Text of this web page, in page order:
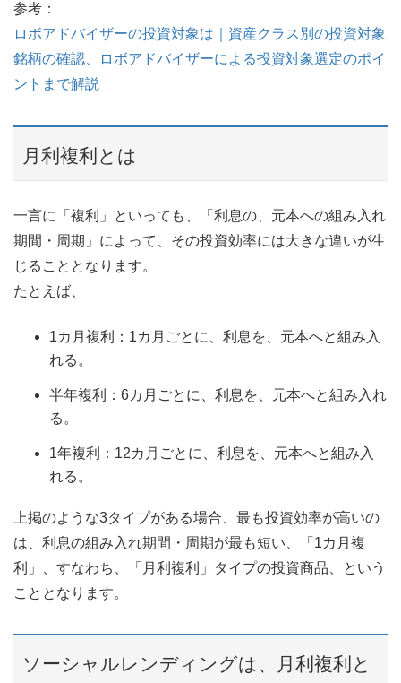
参考：
ロボアドバイザーの投資対象は｜資産クラス別の投資対象
銘柄の確認、ロボアドバイザーによる投資対象選定のポイ
ントまで解説
月利複利とは
一言に「複利」といっても、「利息の、元本への組み入れ
期間・周期」によって、その投資効率には大きな違いが生
じることとなります。
たとえば、
1カ月複利：1カ月ごとに、利息を、元本へと組み入
れる。
半年複利：6カ月ごとに、利息を、元本へと組み入れ
る。
1年複利：12カ月ごとに、利息を、元本へと組み入
れる。
上掲のような3タイプがある場合、最も投資効率が高いの
は、利息の組み入れ期間・周期が最も短い、「1カ月複
利」、すなわち、「月利複利」タイプの投資商品、という
こととなります。
ソーシャルレンディングは、月利複利と